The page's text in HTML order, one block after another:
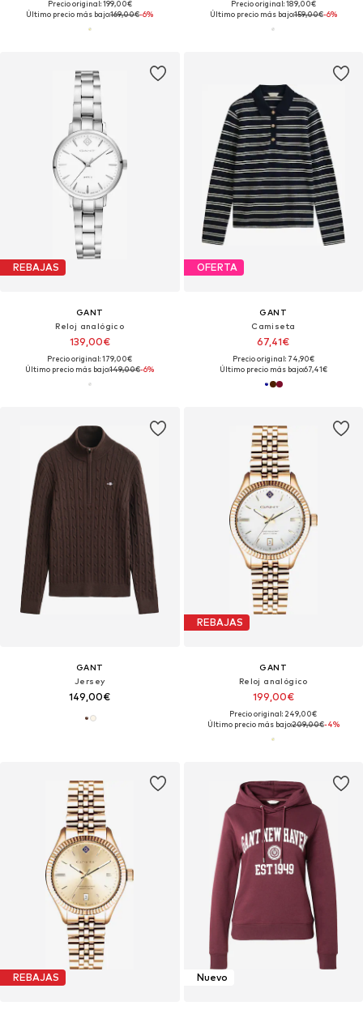
Precio original: 199,00€
Último precio más bajo:169,00€-6%
Precio original: 189,00€
Último precio más bajo:159,00€-6%
REBAJAS
GANT
Reloj analógico
139,00€
Precio original: 179,00€
Último precio más bajo:149,00€-6%
OFERTA
GANT
Camiseta
67,41€
Precio original: 74,90€
Último precio más bajo:67,41€
GANT
Jersey
149,00€
REBAJAS
GANT
Reloj analógico
199,00€
Precio original: 249,00€
Último precio más bajo:209,00€-4%
REBAJAS Nuevo